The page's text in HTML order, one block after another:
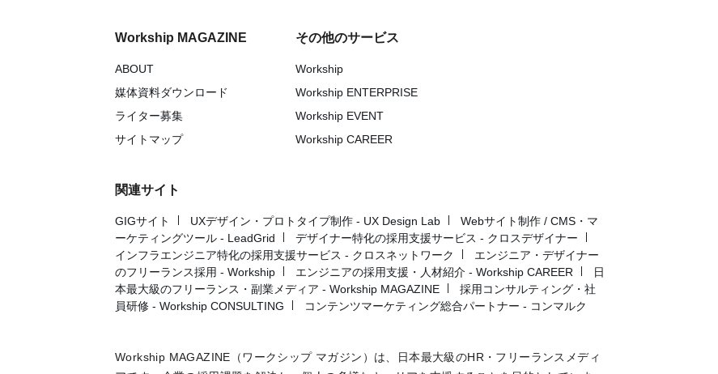
Workship MAGAZINE
ABOUT
媒体資料ダウンロード
ライター募集
サイトマップ
その他のサービス
Workship
Workship ENTERPRISE
Workship EVENT
Workship CAREER
関連サイト
GIGサイト UXデザイン・プロトタイプ制作 - UX Design Lab
Webサイト制作 / CMS・マ
ーケティングツール - LeadGrid
デザイナー特化の採用支援サービス - クロスデザイナー
インフラエンジニア特化の採用支援サービス - クロスネットワーク
エンジニア・デザイナー
のフリーランス採用 - Workship
エンジニアの採用支援・人材紹介 - Workship CAREER
日
本最大級のフリーランス・副業メディア - Workship MAGAZINE
採用コンサルティング・社
員研修 - Workship CONSULTING
コンテンツマーケティング総合パートナー - コンマルク
Workship MAGAZINE（ワークシップ マガジン）は、日本最大級のHR・フリーランスメディ